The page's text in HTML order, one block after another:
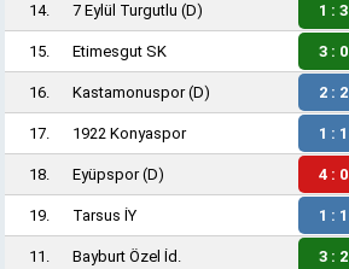
14. 7 Eylül Turgutlu (D) 1 : 3
15. Etimesgut SK 3 : 0
16. Kastamonuspor(D) 2 : 2
17. 1922 Konyaspor 1 : 1
18. Eyüpspor(D) 4 : 0
19. Tarsus İY 1 : 1
11. Bayburt Özel İd. 3 : 2